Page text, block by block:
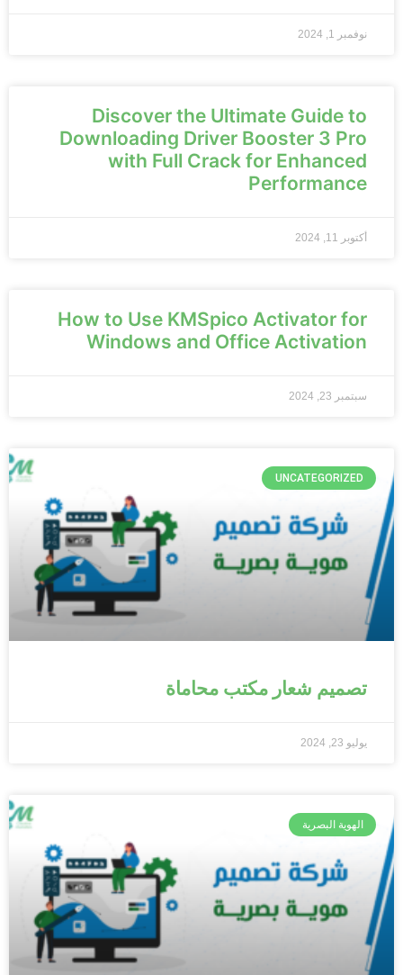
نوفمبر 1, 2024
Discover the Ultimate Guide to
Downloading Driver Booster 3 Pro
with Full Crack for Enhanced
Performance
أكتوبر 11, 2024
How to Use KMSpico Activator for
Windows and Office Activation
سبتمبر 23, 2024
UNCATEGORIZED
تصميم شعار مكتب محاماة
يوليو 23, 2024
الهوية البصرية